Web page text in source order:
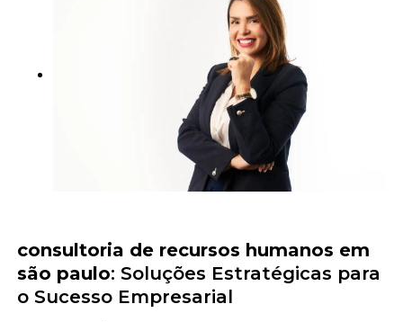
consultoria de recursos humanos em
são paulo: Soluções Estratégicas para
o Sucesso Empresarial